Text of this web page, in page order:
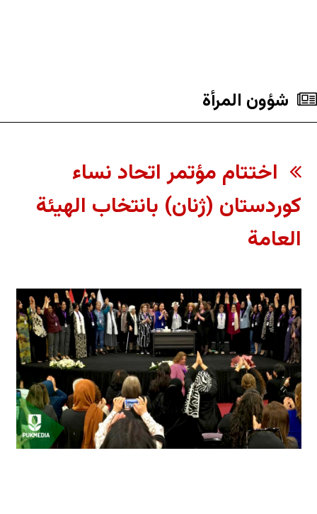
شؤون المرأة
اختتام مؤتمر اتحاد نساء
كوردستان (ژنان) بانتخاب الهيئة
العامة